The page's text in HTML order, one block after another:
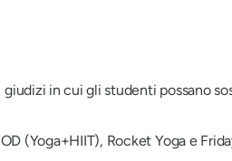
in cui gli studenti possano
(Yoga+HIIT), Rocket Yoga e